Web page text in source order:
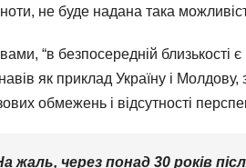
не буде надана така
“в безпосередній близькості
як приклад Україну і
обмежень і відсутності
жаль, через понад 30 років